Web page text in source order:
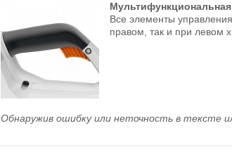
Мультифункциональная
Все элементы
правом, так и при левом
Обнаружив ошибку или неточность в тексте